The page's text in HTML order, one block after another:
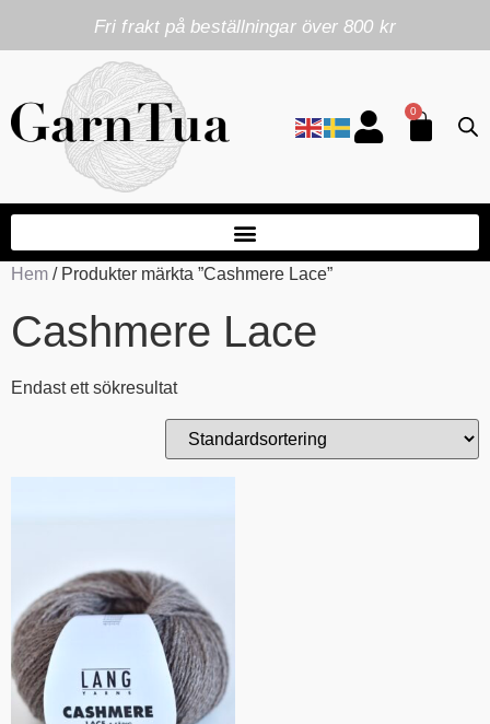
Fri frakt på beställningar över 800 kr
0
Hem / Produkter märkta ”Cashmere Lace”
Cashmere Lace
Endast ett sökresultat